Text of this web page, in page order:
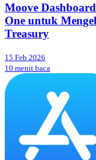
Moove
One untuk
Treasury
15 Feb 2026
10 menit baca